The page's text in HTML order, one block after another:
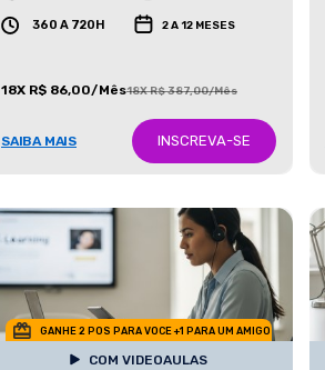
360 A 720H 2 A 12 MESES
18X R$ 86,00/Mês18X R$ 387,00/Mês
SAIBA MAIS INSCREVA-SE
GANHE 2 POS PARA VOCE +1 PARA UM AMIGO
COM VIDEOAULAS